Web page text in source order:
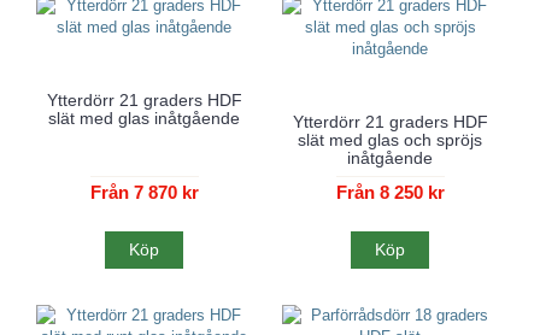
Ytterdörr 21 graders HDF
slät med glas inåtgående
Från 7 870 kr
Köp
Ytterdörr 21 graders HDF
slät med glas och spröjs
inåtgående
Från 8 250 kr
Köp